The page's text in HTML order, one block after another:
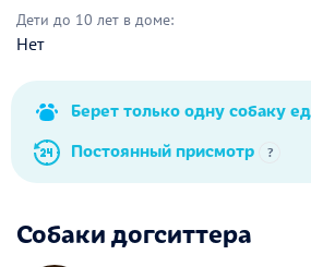
Дети до 10 лет в доме:
Нет
Берет только одну собаку
Постоянный присмотр
?
Собаки догситтера